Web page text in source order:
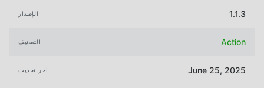
الإصدار 1.1.3
التصنيف Action
آخر تحديث June 25, 2025